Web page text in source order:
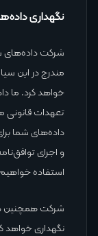
نگهداری
شرکت داده‌های
مندرج در این
خواهد کرد. ما
تعهدات قانونی
داده‌های شما
و اجرای
استفاده
شرکت همچنین
نگهداری خواهد